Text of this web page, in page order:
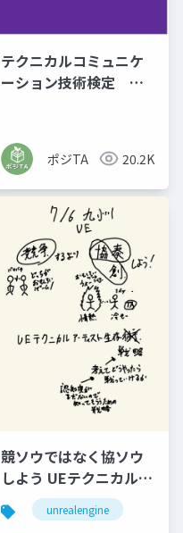
テクニカルコミュニケ
ーション技術検定 テ
ポジTA 20.2K
競ソウではなく協ソウ
しよう UEテクニカルア
ーティスト生存戦略 ネ
ーム
unrealengine